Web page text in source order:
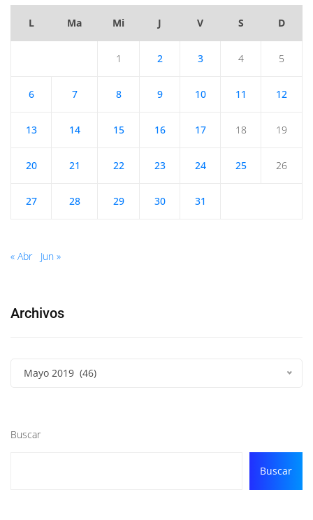
L Ma Mi J V S D
1 2 3 4 5
6 7 8 9 10 11 12
13 14 15 16 17 18 19
20 21 22 23 24 25 26
27 28 29 30 31
« Abr Jun »
Archivos
Mayo 2019 (46)
Buscar
Buscar